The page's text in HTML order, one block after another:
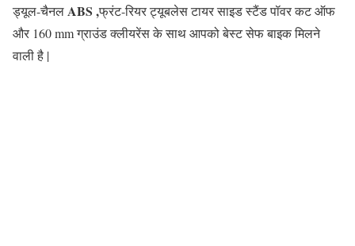
ड्यूल-चैनलABS ,फ्रंट-रियर ट्यूबलेस टायर साइड स्टैंड पॉवर कट ऑफ
और 160 mm ग्राउंड क्लीयरेंस के साथ आपको बेस्ट सेफ बाइक मिलने
वाली है |